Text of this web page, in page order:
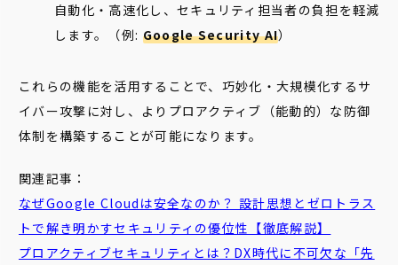
自動化・高速化し、セキュリティ担当者の負担を軽減
します。（例: Google Security AI）
これらの機能を活用することで、巧妙化・大規模化するサ
イバー攻撃に対し、よりプロアクティブ（能動的）な防御
体制を構築することが可能になります。
関連記事：
なぜGoogle Cloudは安全なのか？ 設計思想とゼロトラス
トで解き明かすセキュリティの優位性【徹底解説】
プロアクティブセキュリティ とは？DX時代に不可欠な「先